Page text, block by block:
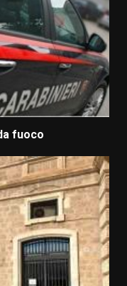
fuoco